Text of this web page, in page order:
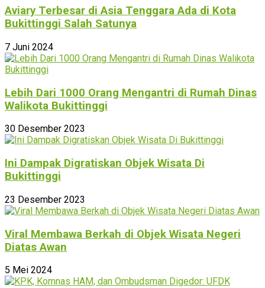
Aviary Terbesar di Asia Tenggara Ada di Kota
Bukittinggi Salah Satunya
7 Juni 2024
Lebih Dari 1000 Orang Mengantri di Rumah Dinas
Walikota Bukittinggi
30 Desember 2023
Ini Dampak Digratiskan Objek Wisata Di
Bukittinggi
23 Desember 2023
Viral Membawa Berkah di Objek Wisata Negeri
Diatas Awan
5 Mei 2024